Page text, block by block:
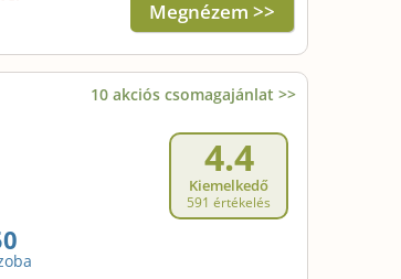
Megnézem >>
10 akciós csomagajánlat >>
4.4
Kiemelkedő
591 értékelés